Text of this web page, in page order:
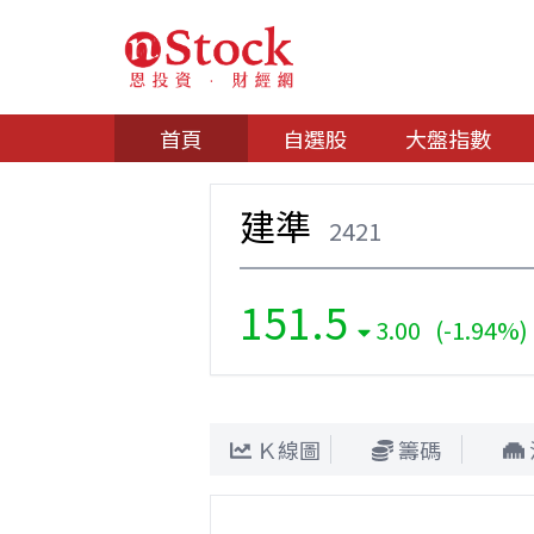
首頁 自選股 大盤指數
建準 2421
151.5 3.00 (-1.94%)
Ｋ線圖 籌碼